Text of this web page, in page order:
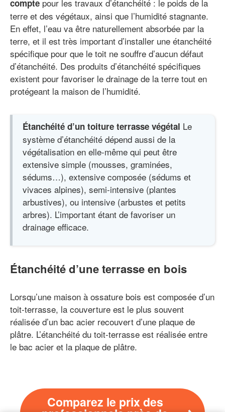
compte pour les travaux d’étanchéité : le poids de la
terre et des végétaux, ainsi que l’humidité stagnante.
En effet, l’eau va être naturellement absorbée par la
terre, et il est très important d’installer une étanchéité
spécifique pour que le toit ne souffre d’aucun défaut
d’étanchéité. Des produits d’étanchéité spécifiques
existent pour favoriser le drainage de la terre tout en
protégeant la maison de l’humidité.
Étanchéité d’un toiture terrasse végétal Le
système d’étanchéité dépend aussi de la
végétalisation en elle-même qui peut être
extensive simple (mousses, graminées,
sédums…), extensive composée (sédums et
vivaces alpines), semi-intensive (plantes
arbustives), ou intensive (arbustes et petits
arbres). L’important étant de favoriser un
drainage efficace.
Étanchéité d’une terrasse en bois
Lorsqu’une maison à ossature bois est composée d’un
toit-terrasse, la couverture est le plus souvent
réalisée d’un bac acier recouvert d’une plaque de
plâtre. L’étanchéité du toit-terrasse est réalisée entre
le bac acier et la plaque de plâtre.
Comparez le prix des